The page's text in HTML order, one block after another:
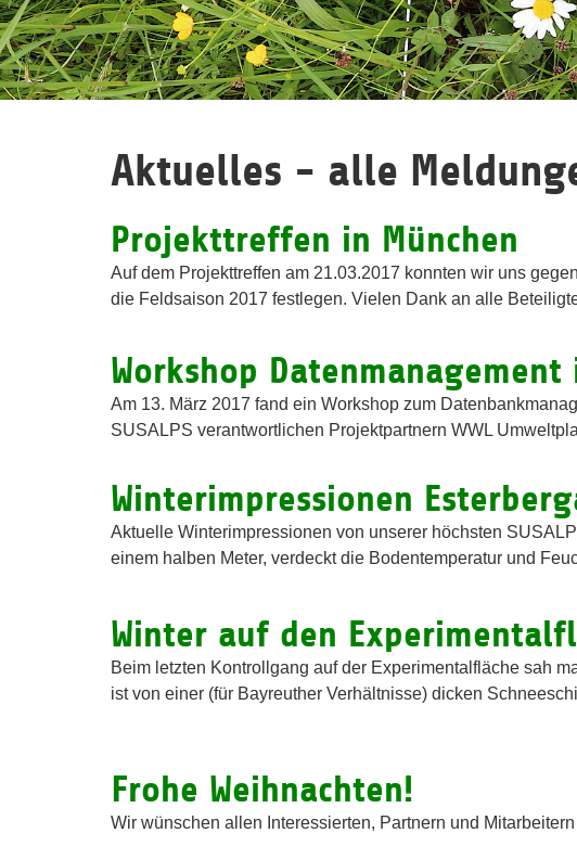
Aktuelles - alle
Projekttreffen in München
Auf dem Projekttreffen am 21.03.2017 konnten wir uns
die Feldsaison 2017 festlegen. Vielen Dank an alle
Workshop Datenmanagement
Am 13. März 2017 fand ein Workshop zum
SUSALPS verantwortlichen Projektpartnern WWL
Winterimpressionen
Aktuelle Winterimpressionen von unserer höchsten
einem halben Meter, verdeckt die Bodentemperatur und
Winter auf den
Beim letzten Kontrollgang auf der Experimentalfläche sah
ist von einer (für Bayreuther Verhältnisse) dicken
Frohe Weihnachten!
Wir wünschen allen Interessierten, Partnern und